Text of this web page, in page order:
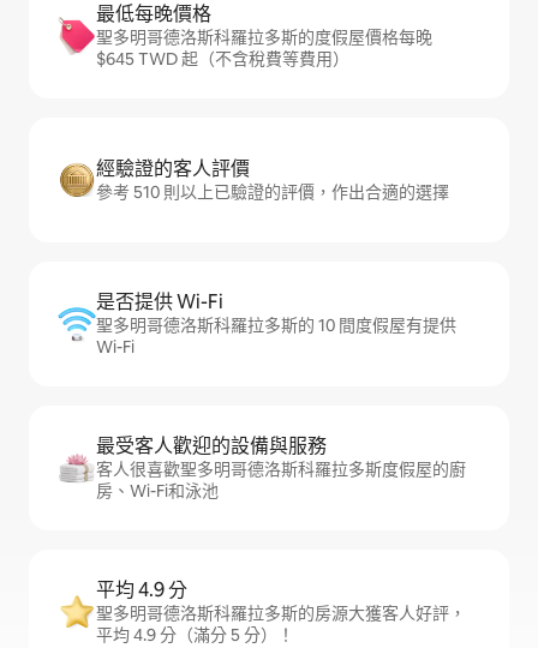
最低每晚價格
聖多明哥德洛斯科羅拉多斯的度假屋價格每晚
$645 TWD 起（不含稅費等費用）
經驗證的客人評價
參考 510 則以上已驗證的評價，作出合適的選擇
是否提供 Wi-Fi
聖多明哥德洛斯科羅拉多斯的 10 間度假屋有提供
Wi-Fi
最受客人歡迎的設備與服務
客人很喜歡聖多明哥德洛斯科羅拉多斯度假屋的廚
房、Wi-Fi和泳池
平均 4.9 分
聖多明哥德洛斯科羅拉多斯的房源大獲客人好評，
平均 4.9 分（滿分 5 分）！